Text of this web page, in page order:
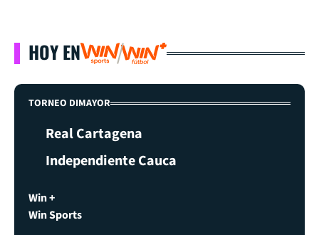
HOY EN
TORNEO DIMAYOR
Real Cartagena
Independiente Cauca
Win +
Win Sports